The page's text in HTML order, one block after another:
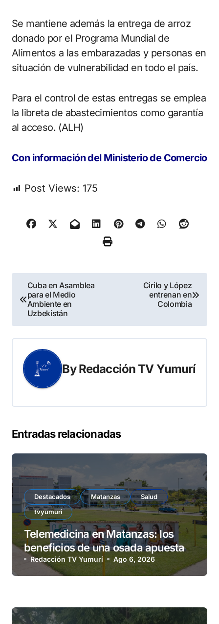
Se mantiene además la entrega de arroz
donado por el Programa Mundial de
Alimentos a las embarazadas y personas en
situación de vulnerabilidad en todo el país.
Para el control de estas entregas se emplea
la libreta de abastecimientos como garantía
al acceso. (ALH)
Con información del Ministerio de Comercio
Post Views: 175
Navegación
de
entradas
Cuba en Asamblea
para el Medio
Ambiente en
Uzbekistán
Cirilo y López
entrenan en
Colombia
ByRedacción TV Yumurí
Entradas relacionadas
Destacados Matanzas
Salud
tvyumuri
Telemedicina en Matanzas: los
beneficios de una osada apuesta
Redacción TV Yumurí Ago 6, 2026